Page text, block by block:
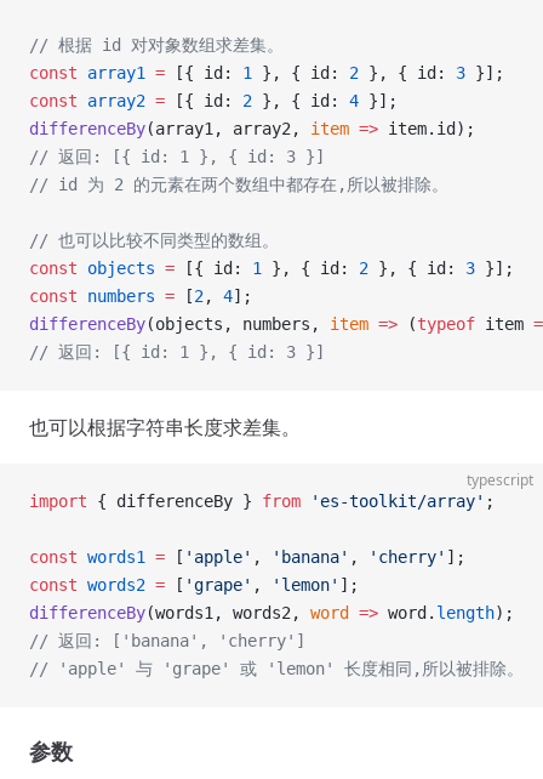
// 根据 id 对对象数组求差集。
const array1 = [{ id: 1 }, { id: 2 }, { id: 3 }];
const array2 = [{ id: 2 }, { id: 4 }];
differenceBy(array1, array2, item => item.id);
// 返回: [{ id: 1 }, { id: 3 }]
// id 为 2 的元素在两个数组中都存在,所以被排除。
// 也可以比较不同类型的数组。
const objects = [{ id: 1 }, { id: 2 }, { id: 3 }];
const numbers = [2, 4];
differenceBy(objects, numbers, item => (typeof item
// 返回: [{ id: 1 }, { id: 3 }]
也可以根据字符串长度求差集。
typescript
import { differenceBy } from 'es-toolkit/array' ;
const words1 = [ 'apple' , 'banana' , 'cherry' ];
const words2 = [ 'grape' , 'lemon' ];
differenceBy(words1, words2, word => word. length);
// 返回: ['banana', 'cherry']
// 'apple' 与 'grape' 或 'lemon' 长度相同,所以被排除。
参数